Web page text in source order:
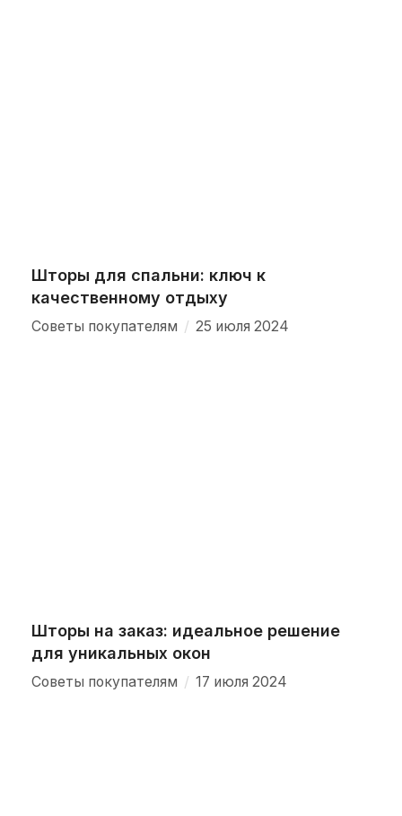
Шторы для спальни: ключ к
качественному отдыху
Советы покупателям / 25 июля 2024
Шторы на заказ: идеальное решение
для уникальных окон
Советы покупателям / 17 июля 2024